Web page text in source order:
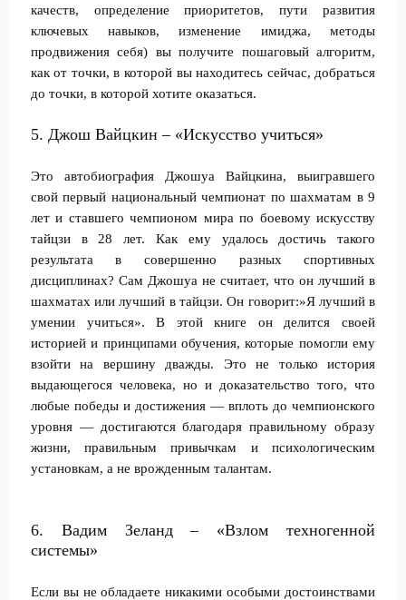
качеств, определение приоритетов, пути развития
ключевых навыков, изменение имиджа, методы
продвижения себя) вы получите пошаговый алгоритм,
как от точки, в которой вы находитесь сейчас, добраться
до точки, в которой хотите оказаться.
5. Джош Вайцкин – «Искусство учиться»
Это автобиография Джошуа Вайцкина, выигравшего
свой первый национальный чемпионат по шахматам в 9
лет и ставшего чемпионом мира по боевому искусству
тайцзи в 28 лет. Как ему удалось достичь такого
результата в совершенно разных спортивных
дисциплинах? Сам Джошуа не считает, что он лучший в
шахматах или лучший в тайцзи. Он говорит:»Я лучший в
умении учиться». В этой книге он делится своей
историей и принципами обучения, которые помогли ему
взойти на вершину дважды. Это не только история
выдающегося человека, но и доказательство того, что
любые победы и достижения — вплоть до чемпионского
уровня — достигаются благодаря правильному образу
жизни, правильным привычкам и психологическим
установкам, а не врожденным талантам.
6. Вадим Зеланд – «Взлом техногенной
системы»
Если вы не обладаете никакими особыми достоинствами